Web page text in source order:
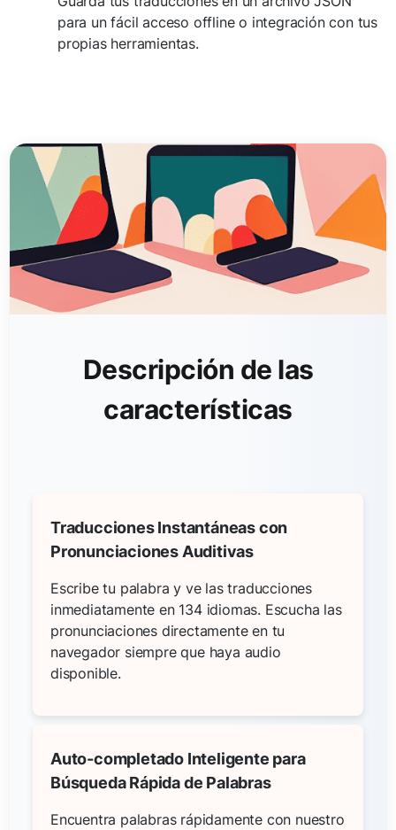
para un fácil acceso offline o integración con tus
propias herramientas.
Descripción de las
características
Traducciones Instantáneas con
Pronunciaciones Auditivas
Escribe tu palabra y ve las traducciones
inmediatamente en 134 idiomas. Escucha las
pronunciaciones directamente en tu
navegador siempre que haya audio
disponible.
Auto-completado Inteligente para
Búsqueda Rápida de Palabras
Encuentra palabras rápidamente con nuestro